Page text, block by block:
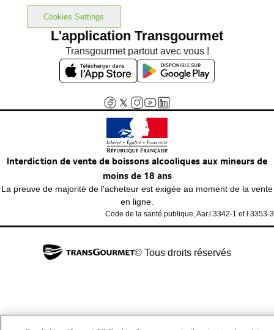
Potassium
Calcium 0.00 mg
Phosphore 0.00 mg
Cookies Settings
L'application Transgourmet
Transgourmet partout avec vous !
Interdiction de vente de boissons alcooliques aux mineurs de
moins de 18 ans
La preuve de majorité de l'acheteur est exigée au moment de la vente
en ligne.
Code de la santé publique, Aar.l.3342-1 et l.3353-3
© Tous droits réservés